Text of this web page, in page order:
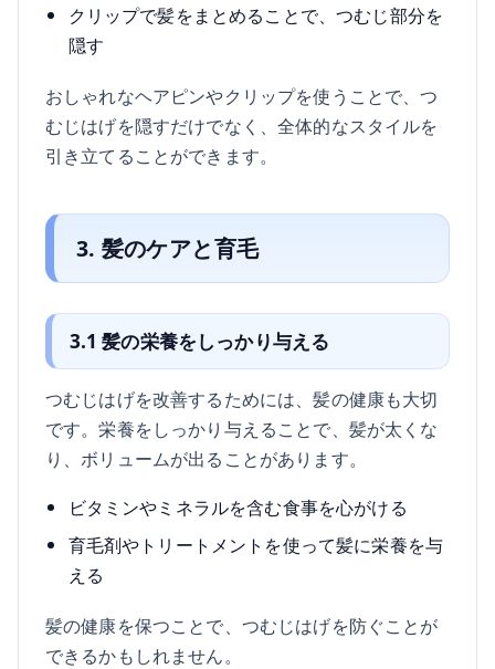
クリップで髪をまとめることで、つむじ部分を
隠す
おしゃれなヘアピンやクリップを使うことで、つ
むじはげを隠すだけでなく、全体的なスタイルを
引き立てることができます。
3. 髪のケアと育毛
3.1 髪の栄養をしっかり与える
つむじはげを改善するためには、髪の健康も大切
です。栄養をしっかり与えることで、髪が太くな
り、ボリュームが出ることがあります。
ビタミンやミネラルを含む食事を心がける
育毛剤やトリートメントを使って髪に栄養を与
える
髪の健康を保つことで、つむじはげを防ぐことが
できるかもしれません。